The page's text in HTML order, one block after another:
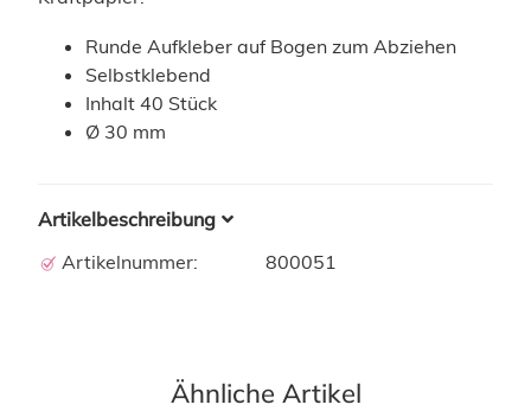
Runde Aufkleber auf Bogen zum Abziehen
Selbstklebend
Inhalt 40 Stück
Ø 30 mm
Artikelbeschreibung
Artikelnummer:
800051
Ähnliche Artikel